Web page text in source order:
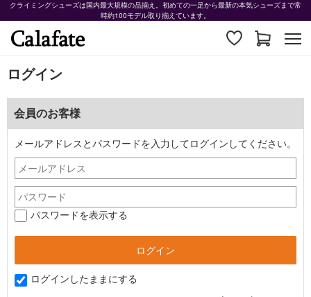
クライミングシューズは国内最大規模の品揃え。初めての一足から最新の本気シューズまで常
時約100モデル取り揃えています。
ログイン
会員のお客様
メールアドレスとパスワードを入力してログインしてください。
パスワードを表示する
ログインしたままにする